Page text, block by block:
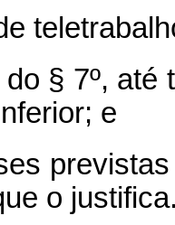
§ 7º,
e
o